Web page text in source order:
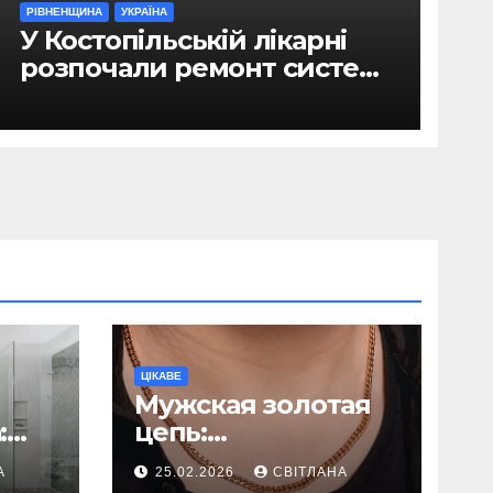
РІВНЕНЩИНА УКРАЇНА
У Костопільській лікарні
розпочали ремонт системи
ЦІКАВЕ
Мужская золотая
цепь:
исчерпывающее
25.02.2026 СВІТЛАНА